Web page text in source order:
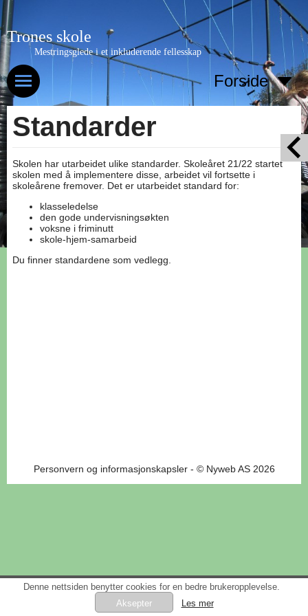
Trones skole
Mestringsglede i et inkluderende fellesskap
Forside
Standarder
Skolen har utarbeidet ulike standarder. Skoleåret 21/22 startet
skolen med å implementere disse, arbeidet vil fortsette i
skoleårene fremover. Det er utarbeidet standard for:
klasseledelse
den gode undervisningsøkten
voksne i friminutt
skole-hjem-samarbeid
Du finner standardene som vedlegg.
Personvern og informasjonskapsler- © Nyweb AS 2026
Denne nettsiden benytter cookies for en bedre brukeropplevelse.
Les mer